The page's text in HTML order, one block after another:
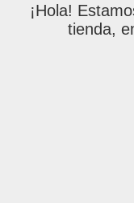
¡Hola!
tienda,